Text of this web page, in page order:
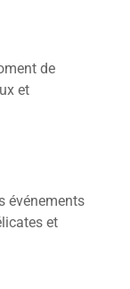
de
et
événements
et